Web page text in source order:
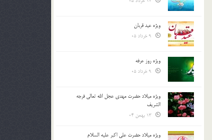
ویژه عید قربان
ویژه روز عرفه
ویژه میلاد حضرت مهدی عجل الله تعالی فرجه
الشريف
ویژه میلاد حضرت علی اکبر علیه السلام